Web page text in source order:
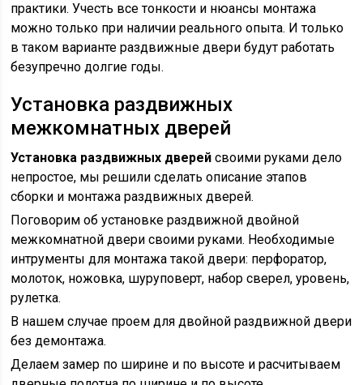
практики. Учесть все тонкости и нюансы монтажа
можно только при наличии реального опыта. И только
в таком варианте раздвижные двери будут работать
безупречно долгие годы.
Установка раздвижных
межкомнатных дверей
Установка раздвижных дверей своими руками дело
непростое, мы решили сделать описание этапов
сборки и монтажа раздвижных дверей.
Поговорим об установке раздвижной двойной
межкомнатной двери своими руками. Необходимые
интрументы для монтажа такой двери: перфоратор,
молоток, ножовка, шуруповерт, набор сверел, уровень,
рулетка.
В нашем случае проем для двойной раздвижной двери
без демонтажа.
Делаем замер по ширине и по высоте и расчитываем